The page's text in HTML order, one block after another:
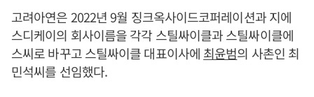
고려아연은 2022년 9월 징크옥사이드코퍼레이션과 지에
스디케이의 회사이름을 각각 스틸싸이클과 스틸싸이클에
스씨로 바꾸고 스틸싸이클 대표이사에 최윤범의 사촌인 최
민석씨를 선임했다.